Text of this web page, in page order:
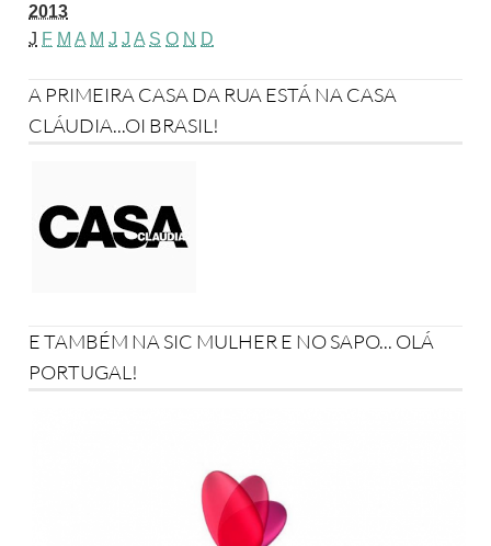
2013
J F M A M J J A S O N D
A PRIMEIRA CASA DA RUA ESTÁ NA CASA
CLÁUDIA...OI BRASIL!
E TAMBÉM NA SIC MULHER E NO SAPO... OLÁ
PORTUGAL!